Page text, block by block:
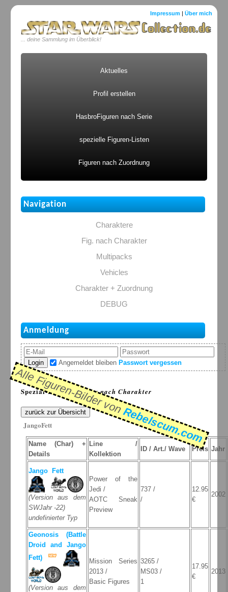
Impressum |Über mich
... deine Sammlung im Überblick!
Aktuelles
Profil erstellen
HasbroFiguren nach Serie
spezielle Figuren-Listen
Figuren nach Zuordnung
Navigation
Charaktere
Fig. nach Charakter
Multipacks
Vehicles
Charakter + Zuordnung
DEBUG
Anmeldung
Login Angemeldet bleiben Passwort vergessen
Spezial-Listen: >Figur nach Charakter
Alle Figuren-Bilder von
Rebelscum.com
zurück zur Übersicht
JangoFett
Name (Char) +
Details
Line /
Kollektion
ID / Art./ Wave Preis Jahr
Jango Fett
(Version aus dem
SWJahr -22)
undefinierter Typ
Power of the
Jedi /
AOTC Sneak
Preview
737 /
/
12.95
€
2002
Geonosis (Battle
Droid and Jango
Fett)
(Version aus dem
Mission Series
2013 /
Basic Figures
3265 /
MS03 /
1
17.95
€
2013